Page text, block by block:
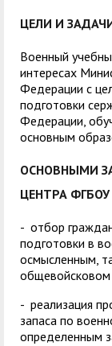
ЦЕЛИ И
Военный
интересах
Федерации с
подготовки
Федерации,
основным
ОСНОВНЫМИ
ЦЕНТРА ФГБОУ
- отбор
подготовки в
осмысленным,
общевойсковом
- реализация
запаса по
определенным